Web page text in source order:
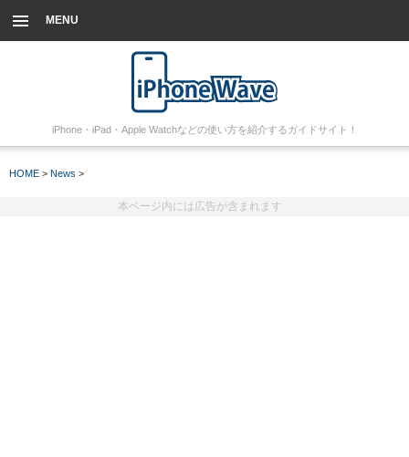
MENU
iPhone・iPad・Apple Watchなどの使い方を紹介するガイドサイト！
HOME > News >
本ページ内には広告が含まれます